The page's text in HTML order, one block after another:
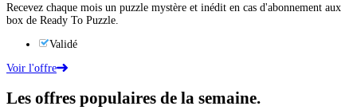
Recevez chaque mois un puzzle mystère et inédit en cas d'abonnement aux
box de Ready To Puzzle.
Validé
Voir l'offre
Les offres populaires de la semaine.